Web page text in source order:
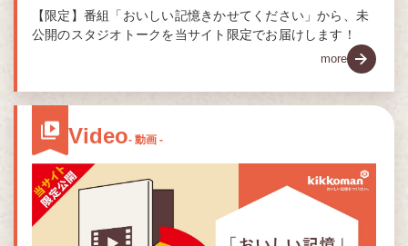
【限定】番組「おいしい記憶きかせてください」から、未
公開のスタジオトークを当サイト限定でお届けします！
more
Video- 動画 -